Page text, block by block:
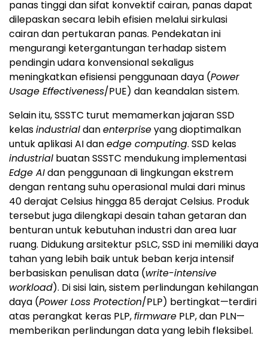
panas tinggi dan sifat konvektif cairan, panas dapat
dilepaskan secara lebih efisien melalui sirkulasi
cairan dan pertukaran panas. Pendekatan ini
mengurangi ketergantungan terhadap sistem
pendingin udara konvensional sekaligus
meningkatkan efisiensi penggunaan daya (Power
Usage Effectiveness/PUE) dan keandalan sistem.
Selain itu, SSSTC turut memamerkan jajaran SSD
kelasindustrialdanenterpriseyang dioptimalkan
untuk aplikasi AI danedge computing. SSD kelas
industrial buatan SSSTC mendukung implementasi
Edge AIdan penggunaan di lingkungan ekstrem
dengan rentang suhu operasional mulai dari minus
40 derajat Celsius hingga 85 derajat Celsius. Produk
tersebut juga dilengkapi desain tahan getaran dan
benturan untuk kebutuhan industri dan area luar
ruang. Didukung arsitektur pSLC, SSD ini memiliki daya
tahan yang lebih baik untuk beban kerja intensif
berbasiskan penulisan data (write-intensive
workload). Di sisi lain, sistem perlindungan kehilangan
daya (Power Loss Protection/PLP) bertingkat—terdiri
atas perangkat keras PLP,firmware PLP, dan PLN—
memberikan perlindungan data yang lebih fleksibel.